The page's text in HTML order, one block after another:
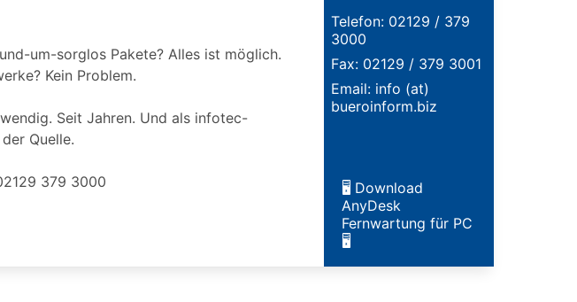
um-sorglos Pakete? Alles ist möglich.
Kein Problem.
Seit Jahren. Und als infotec-
Quelle.
379 3000
Telefon: 02129 / 379
3000
Fax: 02129 / 379 3001
Email: info (at)
bueroinform.biz
🖥️ Download
AnyDesk
Fernwartung für PC
🖥️